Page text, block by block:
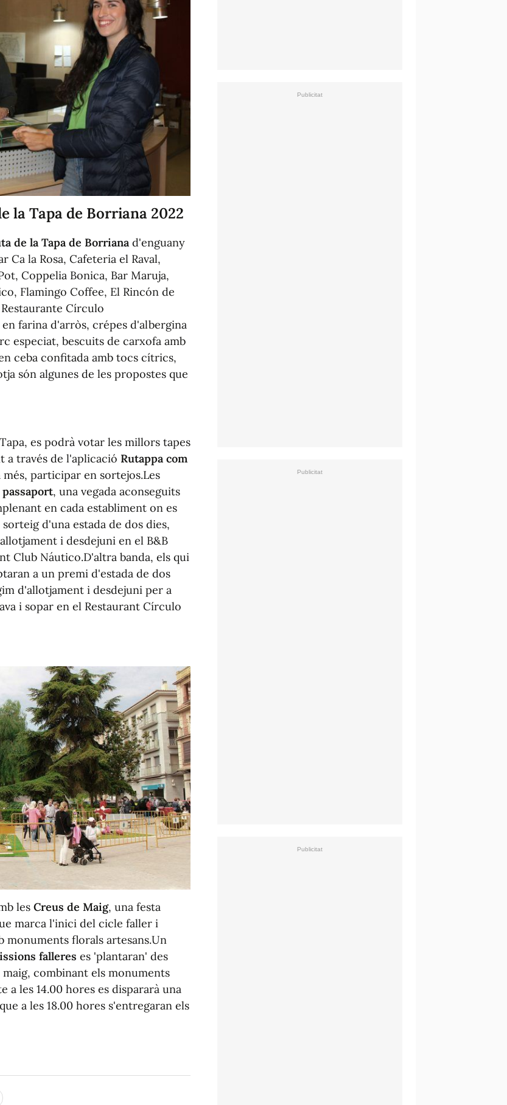
la Tapa de Borriana 2022
de la Tapa de Borriana d'enguany
la Rosa, Cafeteria el Raval,
Coppelia Bonica, Bar Maruja,
Flamingo Coffee, El Rincón de
Círculo
farina d'arròs, crépes d'albergina
especiat, bescuits de carxofa amb
ceba confitada amb tocs cítrics,
són algunes de les propostes que
es podrà votar les millors tapes
a través de l'aplicació Rutappa com
participar en sortejos.Les
, una vegada aconseguits
en cada establiment on es
d'una estada de dos dies,
i desdejuni en el B&B
Club Náutico.D'altra banda, els qui
a un premi d'estada de dos
d'allotjament i desdejuni per a
i sopar en el Restaurant Círculo
les Creus de Maig, una festa
marca l'inici del cicle faller i
monuments florals artesans.Un
falleres es 'plantaran' des
combinant els monuments
a les 14.00 hores es dispararà una
a les 18.00 hores s'entregaran els